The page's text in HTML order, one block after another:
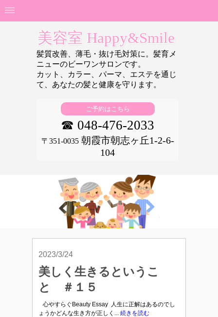
美容室 Happy&Smile
髪質改善、薄毛・抜け毛対策に。髪育メ
ニューのビーワンサロンです。
カット、カラー、パーマ、エステを通じ
て、あなたの髪と健康を守ります。
ご予約はこちら
☎ 048-476-2033
〒351-0035朝霞市朝志ヶ丘1-2-6-
104
2023/3/24
美しく生きるというこ
と ＃１５
心やすらぐBeauty Essay 人生に正解はあるのでし
ょうかどんな生き方が正しく... 続きを読む